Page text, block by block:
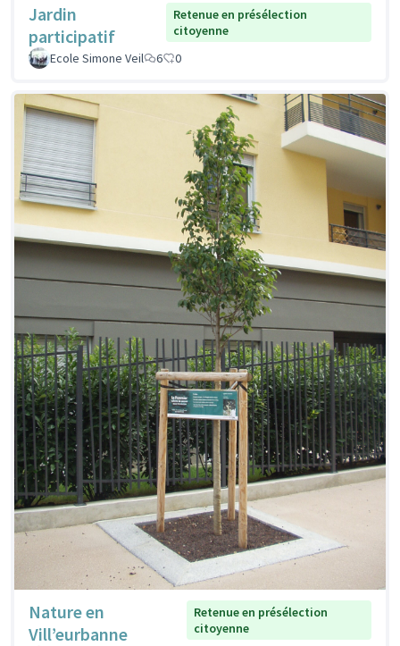
Jardin
participatif
Retenue en présélection
citoyenne
Ecole Simone Veil
6 0
Nature en
Vill’eurbanne
Retenue en présélection
citoyenne